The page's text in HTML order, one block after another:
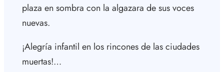
plaza en sombra con la algazara de sus voces
nuevas.
¡Alegría infantil en los rincones de las ciudades
muertas!…